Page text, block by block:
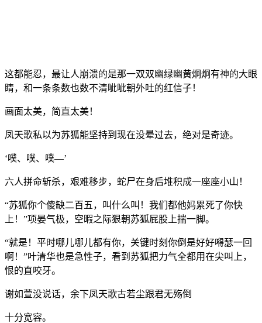
这都能忍，最让人崩溃的是那一双双幽绿幽黄炯炯有神的大眼
睛，和一条条数也数不清呲呲朝外吐的红信子！
画面太美，简直太美！
凤天歌私以为苏狐能坚持到现在没晕过去，绝对是奇迹。
‘噗、噗、噗—’
六人拼命斩杀，艰难移步，蛇尸在身后堆积成一座座小山！
“苏狐你个傻缺二百五，叫什么叫！我们都他妈累死了你快
上！”项晏气极，空暇之际狠朝苏狐屁股上揣一脚。
“就是！平时哪儿哪儿都有你，关键时刻你倒是好好嘚瑟一回
啊！”叶清华也是急性子，看到苏狐把力气全都用在尖叫上，
恨的直咬牙。
谢如萱没说话，余下凤天歌古若尘跟君无殇倒
十分宽容。